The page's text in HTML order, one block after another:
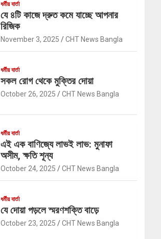
ধর্মীয় বার্তা
যে ৪টি কাজে দ্রুত কমে যাচ্ছে আপনার
রিজিক
November 3, 2025 CHT News Bangla
ধর্মীয় বার্তা
সকল রোগ থেকে মুক্তির দোয়া
October 26, 2025 CHT News Bangla
ধর্মীয় বার্তা
এই এক বাণিজ্যে লাভই লাভ: মুনাফা
অসীম, ক্ষতি শূন্য
October 24, 2025 CHT News Bangla
ধর্মীয় বার্তা
যে দোয়া পড়লে স্মরণশক্তি বাড়ে
October 23, 2025 CHT News Bangla